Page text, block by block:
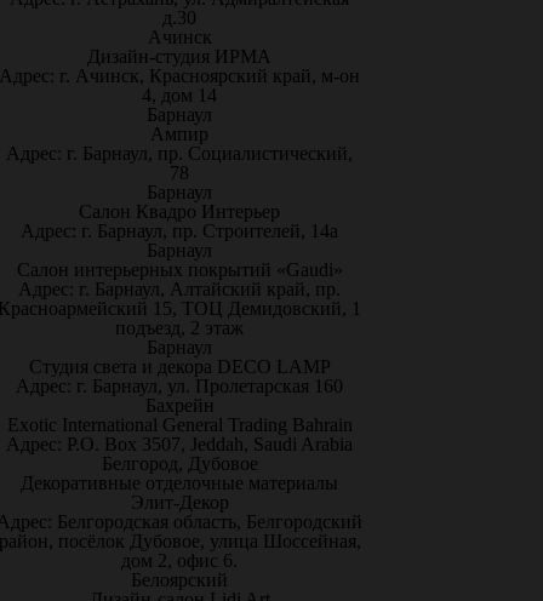
д.30
Ачинск
Дизайн-студия ИРМА
Адрес: г. Ачинск, Красноярский край, м-он
4, дом 14
Барнаул
Ампир
Адрес: г. Барнаул, пр. Социалистический,
78
Барнаул
Салон Квадро Интерьер
Адрес: г. Барнаул, пр. Строителей, 14а
Барнаул
Салон интерьерных покрытий «Gaudi»
Адрес: г. Барнаул, Алтайский край, пр.
15, ТОЦ Демидовский, 1
подъезд, 2 этаж
Барнаул
Студия света и декора DECO LAMP
Адрес: г. Барнаул, ул. Пролетарская 160
Бахрейн
Exotic International General Trading Bahrain
Адрес: P.O. Box 3507, Jeddah, Saudi Arabia
Белгород, Дубовое
Декоративные отделочные материалы
Элит-Декор
Белгородская область, Белгородский
посёлок Дубовое, улица Шоссейная,
дом 2, офис 6.
Белоярский